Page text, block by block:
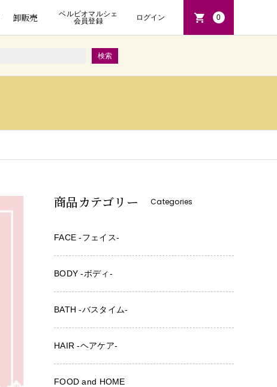
卸販売
ベルビオマルシェ
会員登録
ログイン 0
商品カテゴリー Categories
FACE -フェイス-
BODY -ボディ-
BATH -バスタイム-
HAIR -ヘアケア-
FOOD and HOME